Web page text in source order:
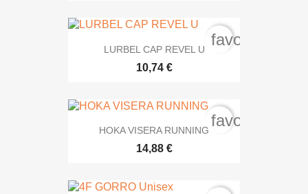
LURBEL CAP REVEL U
10,74 €
HOKA VISERA RUNNING
14,88 €